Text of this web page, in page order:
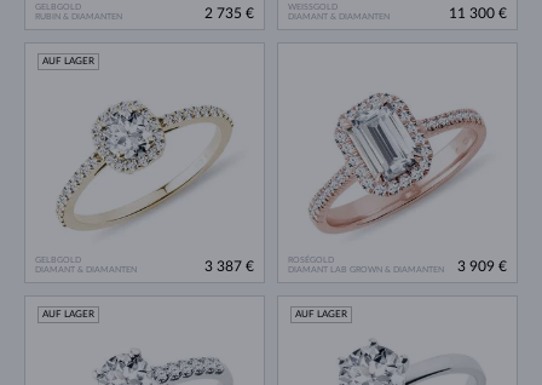
GELBGOLD
RUBIN & DIAMANTEN
2 735 €
WEISSGOLD
DIAMANT & DIAMANTEN
11 300 €
GELBGOLD
DIAMANT & DIAMANTEN
AUF LAGER
3 387 €
ROSÉGOLD
DIAMANT LAB GROWN & DIAMANTEN
3 909 €
AUF LAGER AUF LAGER